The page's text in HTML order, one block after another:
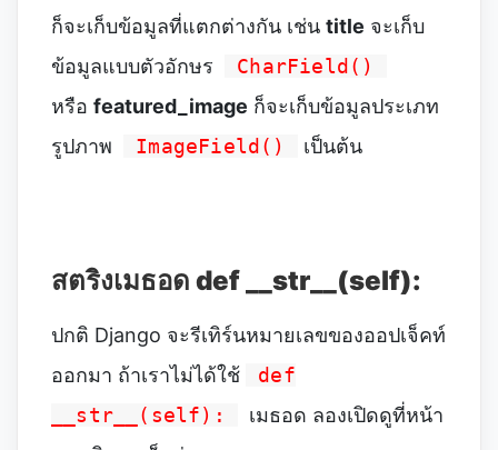
ก็จะเก็บข้อมูลที่แตกต่างกัน เช่น title จะเก็บ
ข้อมูลแบบตัวอักษร
CharField()
หรือ featured_image ก็จะเก็บข้อมูลประเภท
รูปภาพ
ImageField() เป็นต้น
สตริงเมธอด def __str__(self):
ปกติ Django จะรีเทิร์นหมายเลขของออปเจ็คท์
ออกมา ถ้าเราไม่ได้ใช้
def
__str__(self):
เมธอด ลองเปิดดูที่หน้า